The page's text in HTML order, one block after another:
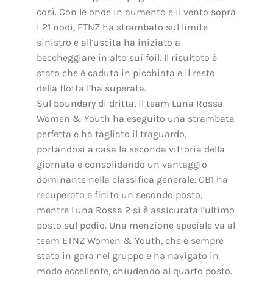
così. Con le onde in aumento e il vento sopra
i 21 nodi, ETNZ ha strambato sul limite
sinistro e all’uscita ha iniziato a
beccheggiare in alto sui foil. Il risultato è
stato che è caduta in picchiata e il resto
della flotta l’ha superata.
Sul boundary di dritta, il team Luna Rossa
Women & Youth ha eseguito una strambata
perfetta e ha tagliato il traguardo,
portandosi a casa la seconda vittoria della
giornata e consolidando un vantaggio
dominante nella classifica generale. GB1 ha
recuperato e finito un secondo posto,
mentre Luna Rossa 2 si è assicurata l’ultimo
posto sul podio. Una menzione speciale va al
team ETNZ Women & Youth, che è sempre
stato in gara nel gruppo e ha navigato in
modo eccellente, chiudendo al quarto posto.